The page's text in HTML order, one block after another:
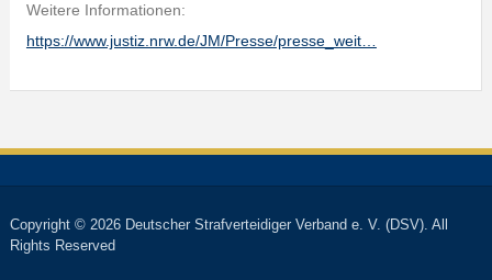
Weitere Informationen:
https://www.justiz.nrw.de/JM/Presse/presse_weit…
Copyright © 2026 Deutscher Strafverteidiger Verband e. V. (DSV). All
Rights Reserved